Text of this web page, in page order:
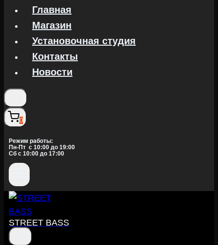
Главная
Магазин
Установочная студия
Контакты
Новости
0
Режим работы:
Пн-Пт c 10:00 до 19:00
Сб с 10:00 до 17:00
STREET BASS